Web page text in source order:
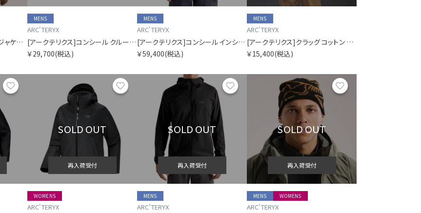
[アークテリクス]ガンマ MX ジャケット メンズ
MENS
ARC'TERYX
[アークテリクス]コンシール クルー メンズ
￥29,700(税込)
MENS
ARC'TERYX
[アークテリクス]コンシール インシュレーテッド ジャケット メンズ
￥59,400(税込)
MENS
ARC'TERYX
[アークテリクス]クラッグ コットン ロングスリーブ メンズ
￥15,400(税込)
SOLD OUT
再入荷受付
WOMENS
ARC'TERYX
SOLD OUT
再入荷受付
MENS
ARC'TERYX
SOLD OUT
再入荷受付
MENS WOMENS
ARC'TERYX